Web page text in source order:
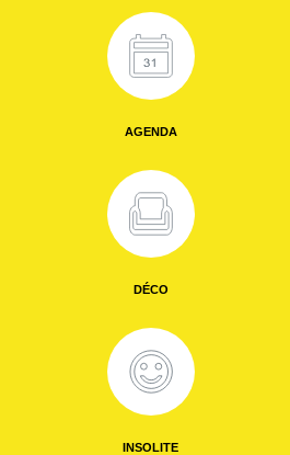
AGENDA
DÉCO
INSOLITE